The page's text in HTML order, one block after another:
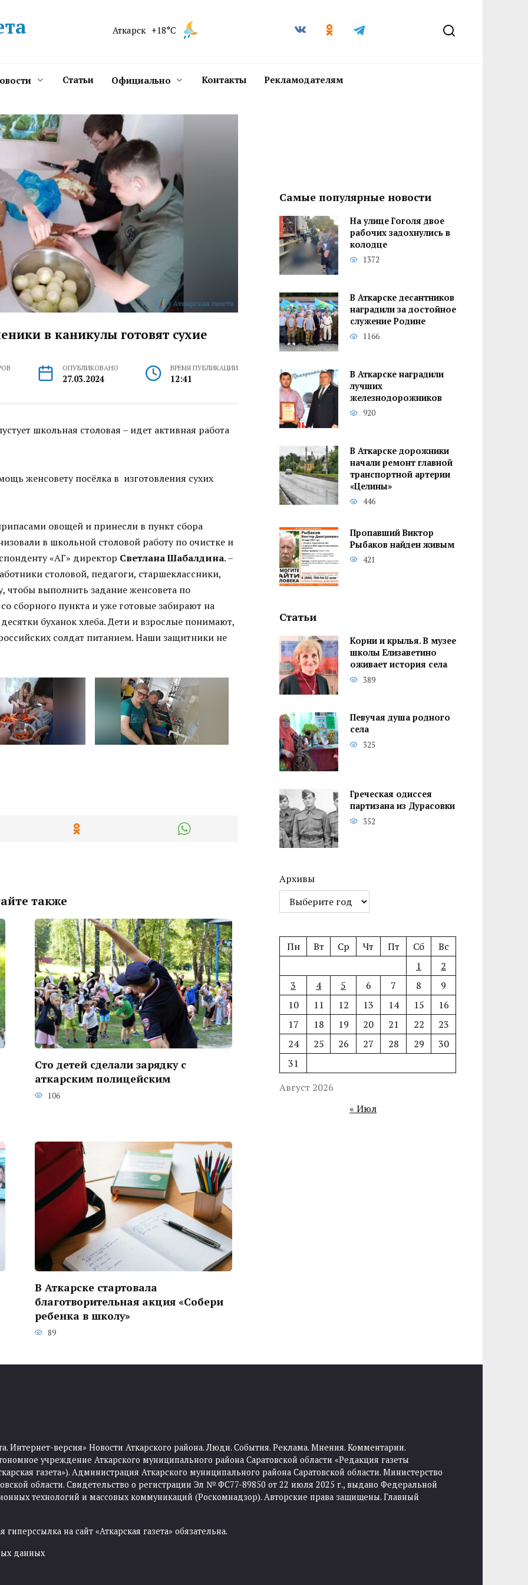
Аткарск +18°C
Статьи Официально Контакты Рекламодателям
в каникулы готовят сухие
ОПУБЛИКОВАНО
27.03.2024
ВРЕМЯ ПУБЛИКАЦИИ
12:41
школьная столовая – идет активная работа
женсовету посёлка в изготовления сухих
овощей и принесли в пункт сбора
в школьной столовой работу по очистке и
«АГ» директор Светлана Шабалдина. –
столовой, педагоги, старшеклассники,
выполнить задание женсовета по
сборного пункта и уже готовые забирают на
буханок хлеба. Дети и взрослые понимают,
солдат питанием. Наши защитники не
также
Сто детей сделали зарядку с
аткарским полицейским
106
В Аткарске стартовала
благотворительная акция «Собери
ребенка в школу»
89
Самые популярные новости
На улице Гоголя двое
рабочих задохнулись в
колодце
1372
В Аткарске десантников
наградили за достойное
служение Родине
1166
В Аткарске наградили
лучших
железнодорожников
920
В Аткарске дорожники
начали ремонт главной
транспортной артерии
«Целины»
446
Пропавший Виктор
Рыбаков найден живым
421
Статьи
Корни и крылья. В музее
школы Елизаветино
оживает история села
389
Певучая душа родного
села
325
Греческая одиссея
партизана из Дурасовки
352
Архивы
Август 2026
Пн Вт Ср Чт Пт Сб
Вс
1
2
3
4 5 6 7 8
9
10
11 12 13 14 15
16
17
18 19 20 21 22
23
24
25 26 27 28 29
30
31
« Июл
Интернет-версия» Новости Аткарского района. Люди. События. Реклама. Мнения. Комментарии.
учреждение Аткарского муниципального района Саратовской области «Редакция газеты
газета»). Администрация Аткарского муниципального района Саратовской области. Министерство
области. Свидетельство о регистрации Эл № ФС77-89850 от 22 июля 2025 г., выдано Федеральной
технологий и массовых коммуникаций (Роскомнадзор). Авторские права защищены. Главный
на сайт «Аткарская газета» обязательна.
данных